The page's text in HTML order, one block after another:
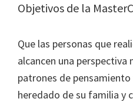
Objetivos de la
Que las personas que
alcancen una perspectiva
patrones de
heredado de su familia y